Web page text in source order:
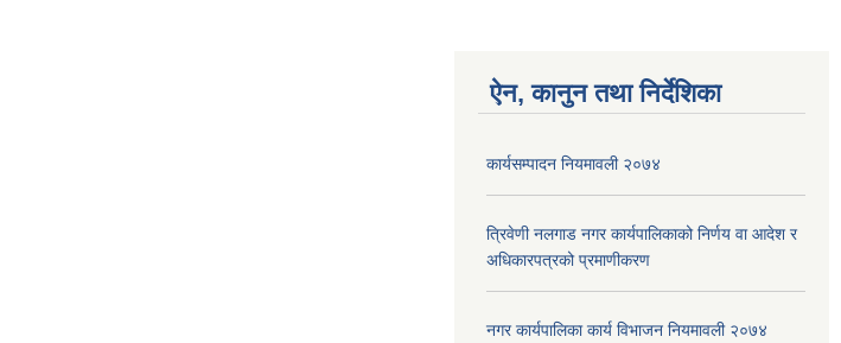
ऐन, कानुन तथा निर्देशिका
कार्यसम्पादन नियमावली २०७४
त्रिवेणी नलगाड नगर कार्यपालिकाको निर्णय वा आदेश र
अधिकारपत्रको प्रमाणीकरण
नगर कार्यपालिका कार्य विभाजन नियमावली २०७४